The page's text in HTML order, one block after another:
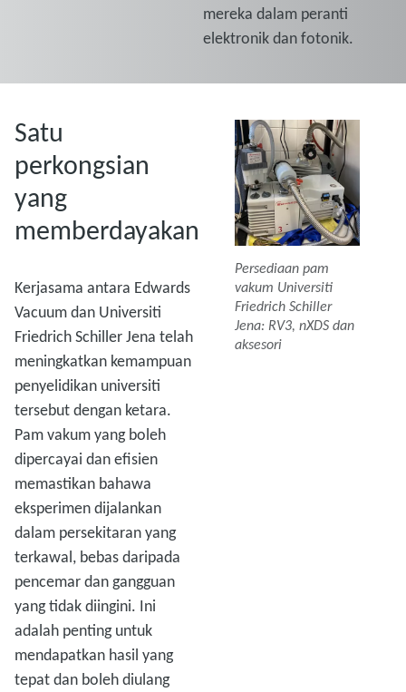
mereka dalam peranti
elektronik dan fotonik.
Satu
perkongsian
yang
memberdayakan
Kerjasama antara Edwards
Vacuum dan Universiti
Friedrich Schiller Jena telah
meningkatkan kemampuan
penyelidikan universiti
tersebut dengan ketara.
Pam vakum yang boleh
dipercayai dan efisien
memastikan bahawa
eksperimen dijalankan
dalam persekitaran yang
terkawal, bebas daripada
pencemar dan gangguan
yang tidak diingini. Ini
adalah penting untuk
mendapatkan hasil yang
tepat dan boleh diulang
Persediaan pam
vakum Universiti
Friedrich Schiller
Jena: RV3, nXDS dan
aksesori